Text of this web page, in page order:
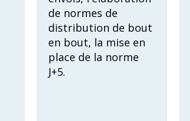
de normes de
distribution de bout
en bout, la mise en
place de la norme
J+5.